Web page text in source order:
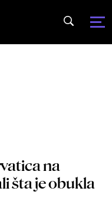
na
šta je obukla